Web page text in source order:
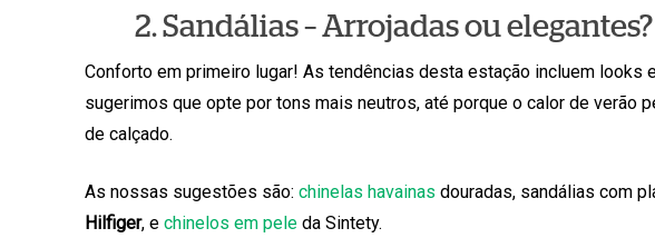
2. Sandálias – Arrojadas ou elegantes?
Conforto em primeiro lugar! As tendências desta estação incluem
sugerimos que opte por tons mais neutros, até porque o calor de verão
de calçado.
As nossas sugestões são: chinelas havainas douradas, sandálias com
Hilfiger, e chinelos em peleda Sintety.